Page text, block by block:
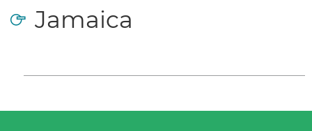
Jamaica